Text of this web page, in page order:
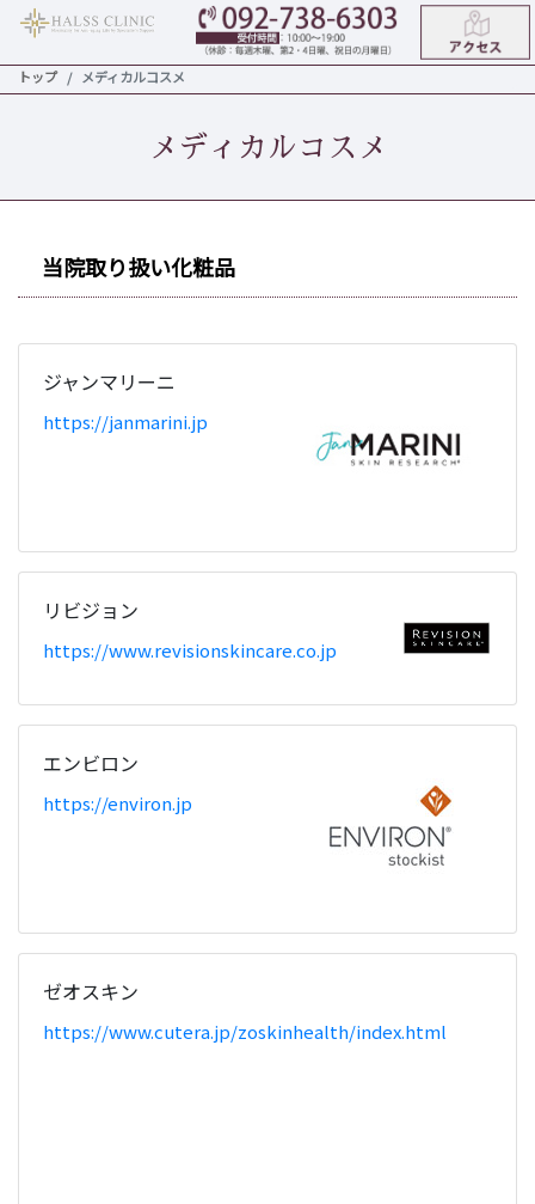
トップ メディカルコスメ
メディカルコスメ
当院取り扱い化粧品
ジャンマリーニ
https://janmarini.jp
リビジョン
https://www.revisionskincare.co.jp
エンビロン
https://environ.jp
ゼオスキン
https://www.cutera.jp/zoskinhealth/index.html